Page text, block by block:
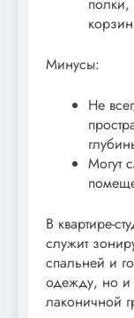
Минусы:
Не
Могут
В квартире-
служит
спальней и
одежду, но и
лаконичной